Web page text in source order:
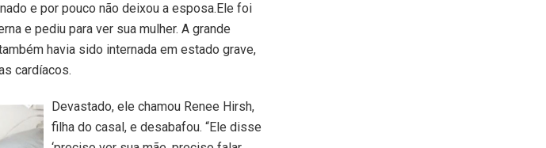
e por pouco não deixou a esposa.Ele foi
e pediu para ver sua mulher. A grande
havia sido internada em estado grave,
cardíacos.
Devastado, ele chamou Renee Hirsh,
filha do casal, e desabafou. “Ele disse